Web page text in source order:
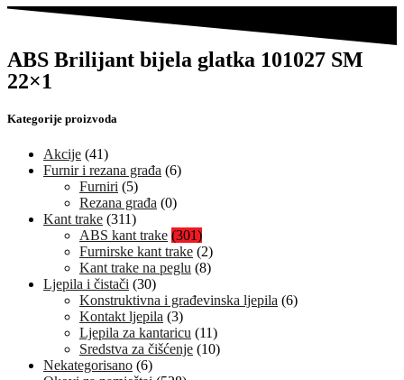
ABS Brilijant bijela glatka 101027 SM
22×1
Kategorije proizvoda
Akcije (41)
Furnir i rezana građa (6)
Furniri (5)
Rezana građa (0)
Kant trake (311)
ABS kant trake (301)
Furnirske kant trake (2)
Kant trake na peglu (8)
Ljepila i čistači (30)
Konstruktivna i građevinska ljepila (6)
Kontakt ljepila (3)
Ljepila za kantaricu (11)
Sredstva za čišćenje (10)
Nekategorisano (6)